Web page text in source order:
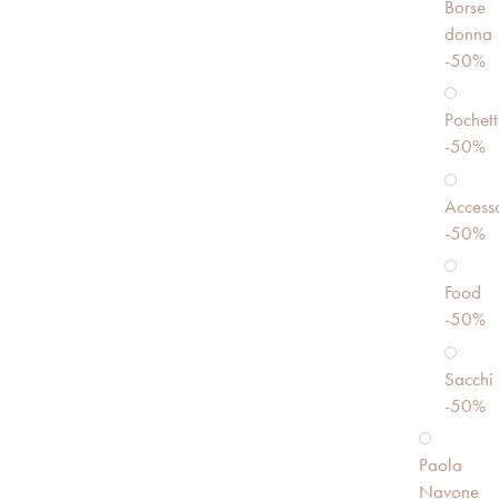
Borse
donna
-50%
-50%
-50%
Food
-50%
Sacchi
-50%
Paola
Navone